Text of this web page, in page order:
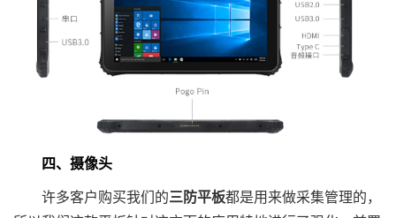
四、摄像头
许多客户购买我们的三防平板都是用来做采集管理的，